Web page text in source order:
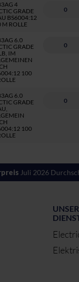
4
GRADE
BS6004:12
M ROLLE
6.0
GRADE
IM
100
6.0
GRADE
100
Juli 2026